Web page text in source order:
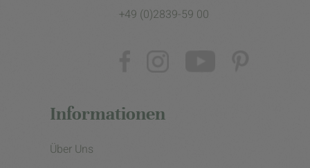
+49 (0)2839-59 00
Informationen
Über Uns